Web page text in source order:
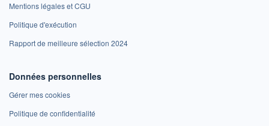
Mentions légales et CGU
Politique d'exécution
Rapport de meilleure sélection 2024
Données personnelles
Gérer mes cookies
Politique de confidentialité